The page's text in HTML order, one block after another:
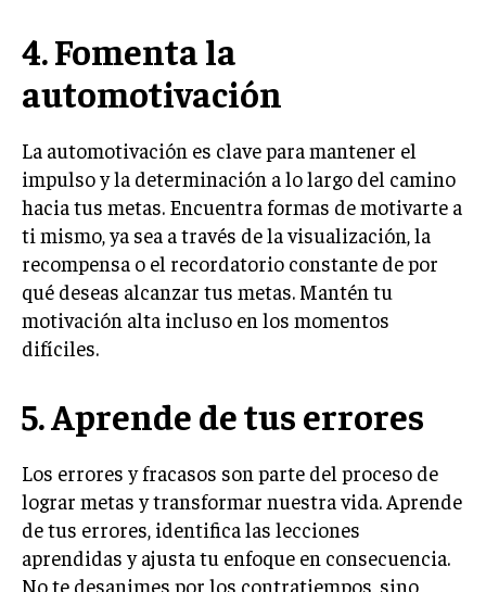
4. Fomenta la
automotivación
La automotivación es clave para mantener el
impulso y la determinación a lo largo del camino
hacia tus metas. Encuentra formas de motivarte a
ti mismo, ya sea a través de la visualización, la
recompensa o el recordatorio constante de por
qué deseas alcanzar tus metas. Mantén tu
motivación alta incluso en los momentos
difíciles.
5. Aprende de tus errores
Los errores y fracasos son parte del proceso de
lograr metas y transformar nuestra vida. Aprende
de tus errores, identifica las lecciones
aprendidas y ajusta tu enfoque en consecuencia.
No te desanimes por los contratiempos, sino